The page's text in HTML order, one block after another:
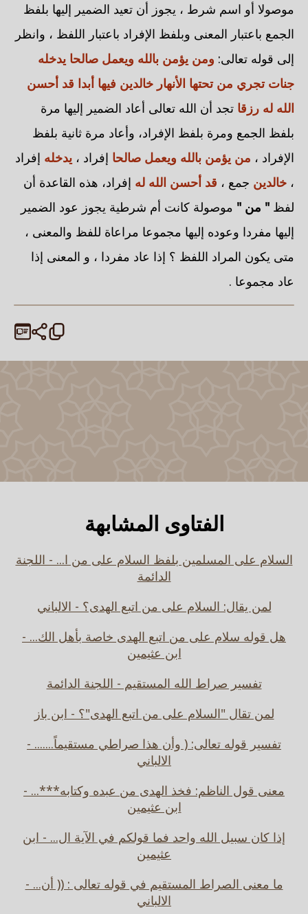
موصولا أو اسم شرط ، يجوز أن تعيد الضمير إليها بلفظ
الجمع باعتبار المعنى وبلفظ الإفراد باعتبار اللفظ ، وانظر
إلى قوله تعالى: ومن يؤمن بالله ويعمل صالحا يدخله
جنات تجري من تحتها الأنهار خالدين فيها أبدا قد أحسن
الله له رزقا تجد أن الله تعالى أعاد الضمير إليها مرة
بلفظ الجمع ومرة بلفظ الإفراد، وأعاد مرة ثانية بلفظ
الإفراد ، من يؤمن بالله ويعمل صالحا إفراد ، يدخله إفراد
، خالدين جمع ، قد أحسن الله له إفراد، هذه القاعدة أن
لفظ " من " موصولة كانت أم شرطية يجوز عود الضمير
إليها مفردا وعوده إليها مجموعا مراعاة للفظ والمعنى ،
متى يكون المراد اللفظ ؟ إذا عاد مفردا ، و المعنى إذا
عاد مجموعا .
الفتاوى المشابهة
السلام على المسلمين بلفظ السلام على من ا... - اللجنة
الدائمة
لمن يقال: السلام على من اتبع الهدى؟ - الالباني
هل قوله سلام على من اتبع الهدى خاصة بأهل الك... -
ابن عثيمين
تفسير صراط الله المستقيم - اللجنة الدائمة
لمن تقال "السلام على من اتبع الهدى"؟ - ابن باز
تفسير قوله تعالى: ( وأن هذا صراطي مستقيماً....... -
الالباني
معنى قول الناظم: فخذ الهدى من عبده وكتابه***... -
ابن عثيمين
إذا كان سبيل الله واحد فما قولكم في الآية ال... - ابن
عثيمين
ما معنى الصراط المستقيم في قوله تعالى : (( أن... -
الالباني